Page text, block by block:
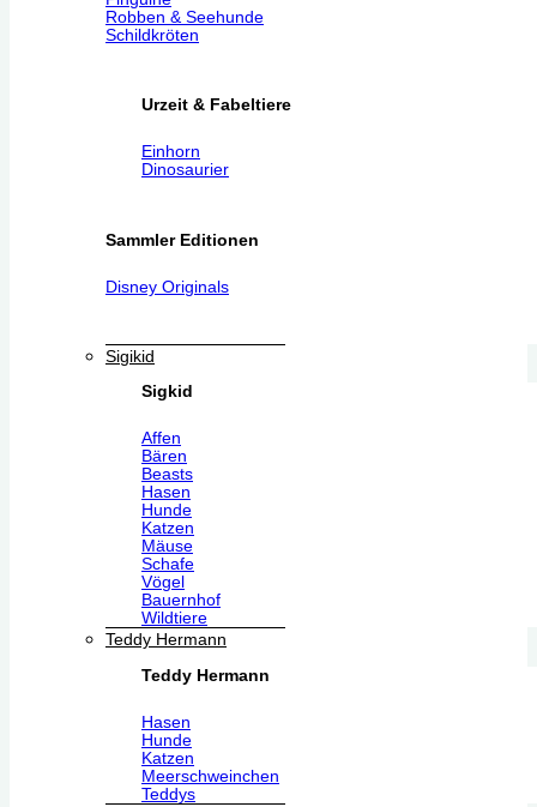
Robben & Seehunde
Schildkröten
Urzeit & Fabeltiere
Einhorn
Dinosaurier
Sammler Editionen
Disney Originals
Sigikid
Sigkid
Affen
Bären
Beasts
Hasen
Hunde
Katzen
Mäuse
Schafe
Vögel
Bauernhof
Wildtiere
Teddy Hermann
Teddy Hermann
Hasen
Hunde
Katzen
Meerschweinchen
Teddys